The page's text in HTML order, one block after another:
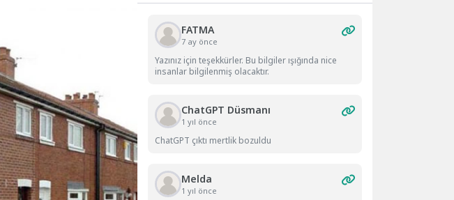
FATMA
7 ay önce
Yazınız için teşekkürler. Bu bilgiler ışığında nice
insanlar bilgilenmiş olacaktır.
ChatGPT Düsmanı
1 yıl önce
ChatGPT çıktı mertlik bozuldu
Melda
1 yıl önce